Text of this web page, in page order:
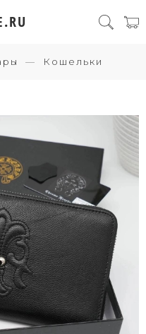
Кошельки